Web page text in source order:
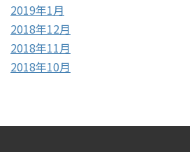
2019年1月
2018年12月
2018年11月
2018年10月